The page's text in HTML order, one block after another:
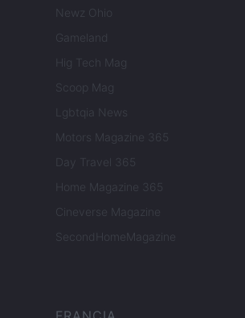
Newz Ohio
Gameland
Hig Tech Mag
Scoop Mag
Lgbtqia News
Motors Magazine 365
Day Travel 365
Home Magazine 365
Cineverse Magazine
SecondHomeMagazine